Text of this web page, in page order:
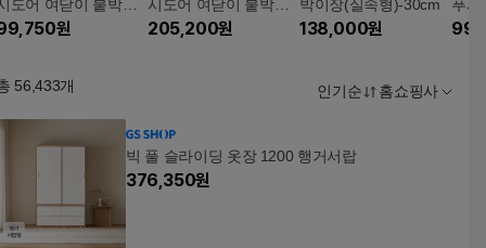
도어 여닫이 붙박이
(실속형) 15cm
원
시도어 여닫이 붙박이
장(실속형) 30cm
205,200원
박이장(실속형)-30cm
138,000원
푸시
이장
56,433개 인기순 홈쇼핑사
빅 풀 슬라이딩 옷장 1200 행거서랍
376,350원